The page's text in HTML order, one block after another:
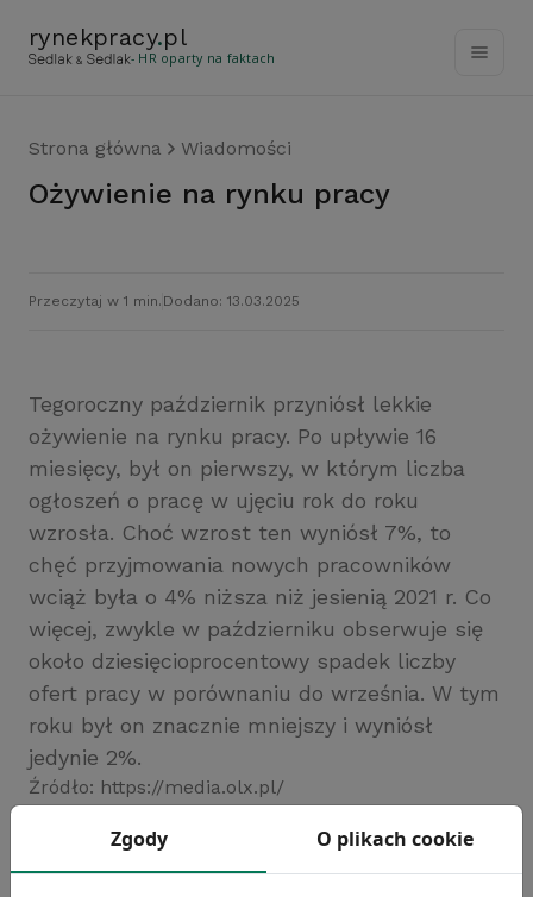
rynekpracy.pl
- HR oparty na faktach
Strona główna Wiadomości
Ożywienie na rynku pracy
Przeczytaj w 1 min. Dodano: 13.03.2025
Tegoroczny październik przyniósł lekkie
ożywienie na rynku pracy. Po upływie 16
miesięcy, był on pierwszy, w którym liczba
ogłoszeń o pracę w ujęciu rok do roku
wzrosła. Choć wzrost ten wyniósł 7%, to
chęć przyjmowania nowych pracowników
wciąż była o 4% niższa niż jesienią 2021 r. Co
więcej, zwykle w październiku obserwuje się
około dziesięcioprocentowy spadek liczby
ofert pracy w porównaniu do września. W tym
roku był on znacznie mniejszy i wyniósł
jedynie 2%.
Źródło: https://media.olx.pl/
Chcesz wiedzieć więcej?
Zobacz więcej wiadomości
Zgody O plikach cookie